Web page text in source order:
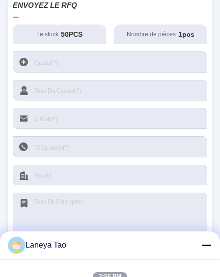
ENVOYEZ LE RFQ
Le stock:50PCS Nombre de pièces: 1pcs
Laneya Tao